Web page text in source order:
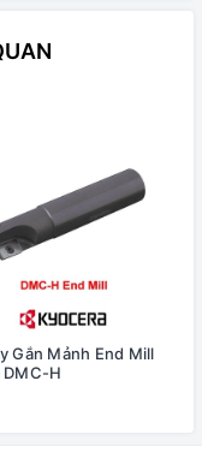
Gắn Mảnh End Mill
DMC-H